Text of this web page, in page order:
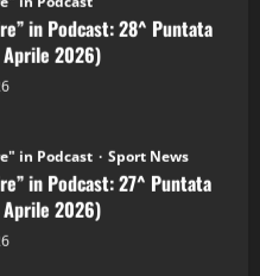
in Podcast: 28^ Puntata
2026)
in Podcast: 27^ Puntata
2026)